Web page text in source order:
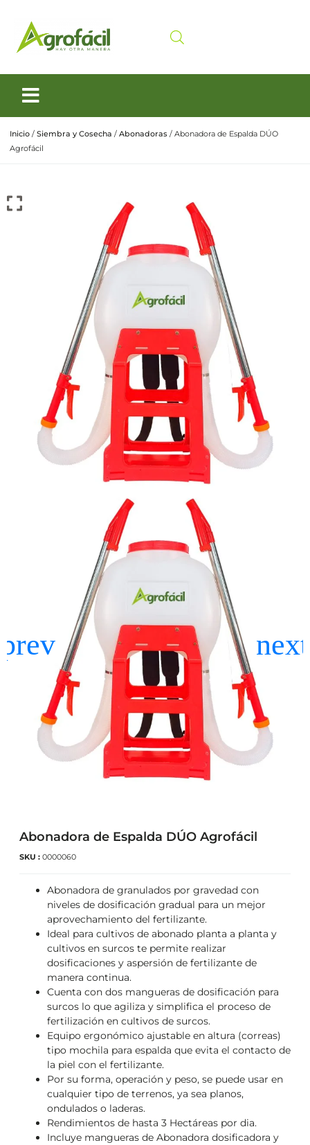
Inicio / Siembra y Cosecha / Abonadoras / Abonadora de Espalda DÚO
Agrofácil
Abonadora de Espalda DÚO Agrofácil
SKU : 0000060
Abonadora de granulados por gravedad con
niveles de dosificación gradual para un mejor
aprovechamiento del fertilizante.
Ideal para cultivos de abonado planta a planta y
cultivos en surcos te permite realizar
dosificaciones y aspersión de fertilizante de
manera continua.
Cuenta con dos mangueras de dosificación para
surcos lo que agiliza y simplifica el proceso de
fertilización en cultivos de surcos.
Equipo ergonómico ajustable en altura (correas)
tipo mochila para espalda que evita el contacto de
la piel con el fertilizante.
Por su forma, operación y peso, se puede usar en
cualquier tipo de terrenos, ya sea planos,
ondulados o laderas.
Rendimientos de hasta 3 Hectáreas por dia.
Incluye mangueras de Abonadora dosificadora y